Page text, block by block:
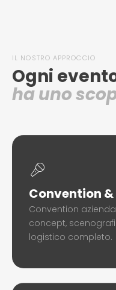
IL NOSTRO APPROCCIO
Ogni
ha uno
Convention
Convention
concept,
logistico completo.